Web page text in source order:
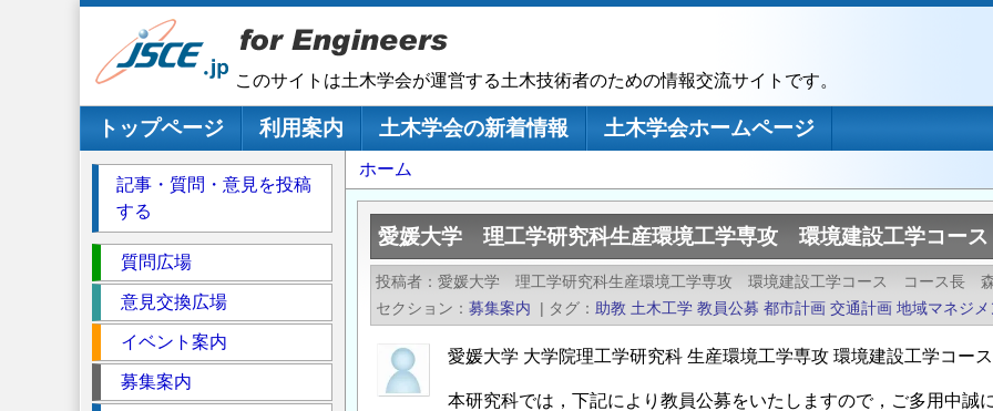
このサイトは土木学会が運営する土木技術者のための情報交流サイトです。
メインナビゲーション
トップページ 利用案内 土木学会の新着情報
土木学会ホームページ
パ
ン
く
ず
ホーム
愛媛大学 理工学研究科生産環境工学専攻 環境建設工学コー
投稿者
愛媛大学 理工学研究科生産環境工学専攻 環境建設工学コース コース長
セクション
募集案内 | タグ 助教 土木工学 教員公募 都市計画 交通計画 地域マネジメ
愛媛大学 大学院理工学研究科 生産環境工学専攻 環境建設工学コー
本研究科では，下記により教員公募をいたしますので，ご多用中誠
記事・質問・意見を投稿
する
ク
シ
質問広場
意見交換広場
イベント案内
募集案内